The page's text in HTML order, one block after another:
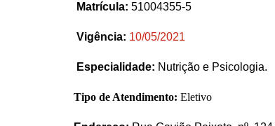
Matrícula: 51004355-5
Vigência: 10/05/2021
Especialidade: Nutrição e Psicologia.
Tipo de Atendimento: Eletivo